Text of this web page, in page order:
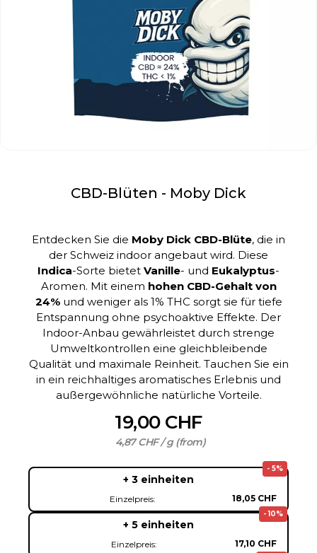
CBD-Blüten - Moby Dick
Entdecken Sie die Moby Dick CBD-Blüte, die in
der Schweiz indoor angebaut wird. Diese
Indica-Sorte bietet Vanille- und Eukalyptus-
Aromen. Mit einem hohen CBD-Gehalt von
24%und weniger als 1% THC sorgt sie für tiefe
Entspannung ohne psychoaktive Effekte. Der
Indoor-Anbau gewährleistet durch strenge
Umweltkontrollen eine gleichbleibende
Qualität und maximale Reinheit. Tauchen Sie ein
in ein reichhaltiges aromatisches Erlebnis und
außergewöhnliche natürliche Vorteile.
19,00 CHF
4,87 CHF / g (from)
- 5%
+ 3 einheiten
Einzelpreis: 18,05 CHF
- 10%
+ 5 einheiten
Einzelpreis: 17,10 CHF